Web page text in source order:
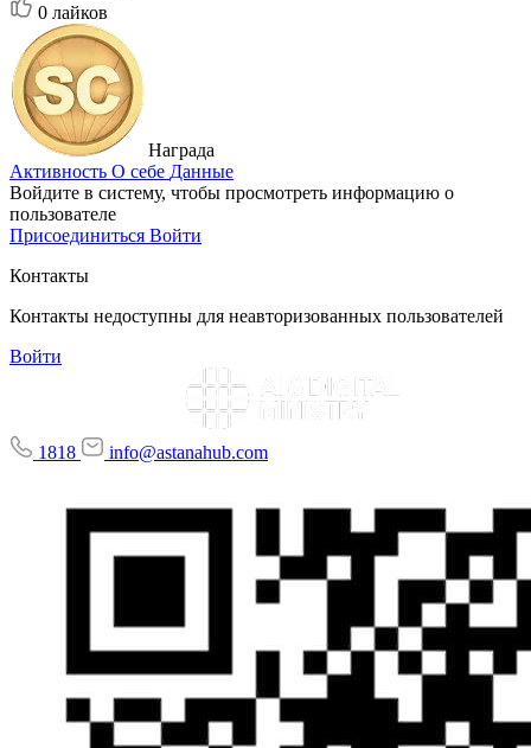
0 лайков
Награда
Активность О себе Данные
Войдите в систему, чтобы просмотреть информацию о
пользователе
Присоединиться Войти
Контакты
Контакты недоступны для неавторизованных пользователей
Войти
1818 info@astanahub.com